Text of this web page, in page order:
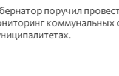
году обновили
Высокое и